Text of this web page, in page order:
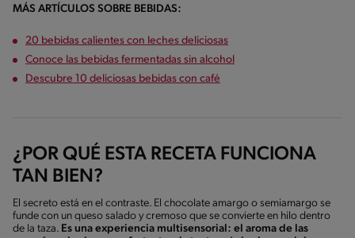
MÁS ARTÍCULOS SOBRE BEBIDAS:
20 bebidas calientes con leches deliciosas
Conoce las bebidas fermentadas sin alcohol
Descubre 10 deliciosas bebidas con café
¿POR QUÉ ESTA RECETA FUNCIONA
TAN BIEN?
El secreto está en el contraste. El chocolate amargo o semiamargo se
funde con un queso salado y cremoso que se convierte en hilo dentro
de la taza. Es una experiencia multisensorial: el aroma de las